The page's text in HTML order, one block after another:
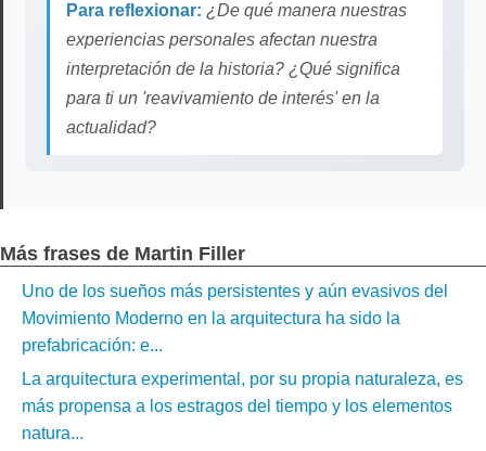
Para reflexionar: ¿De qué manera nuestras
experiencias personales afectan nuestra
interpretación de la historia? ¿Qué significa
para ti un 'reavivamiento de interés' en la
actualidad?
Más frases de Martin Filler
Uno de los sueños más persistentes y aún evasivos del
Movimiento Moderno en la arquitectura ha sido la
prefabricación: e...
La arquitectura experimental, por su propia naturaleza, es
más propensa a los estragos del tiempo y los elementos
natura...